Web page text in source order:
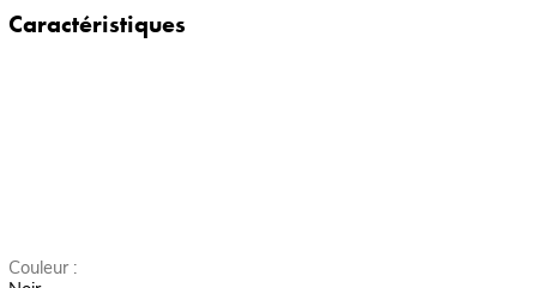
Caractéristiques
Couleur :